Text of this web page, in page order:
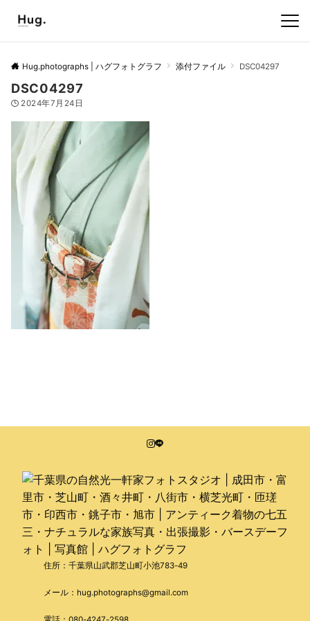
Hug.photographs | ハグフォトグラフ 添付ファイル DSC04297
DSC04297
2024年7月24日
住所：千葉県山武郡芝山町小池783-49
メール：hug.photographs@gmail.com